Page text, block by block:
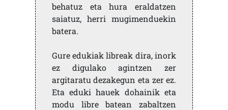
behatuz eta hura eraldatzen
saiatuz, herri mugimenduekin
batera.
Gure edukiak libreak dira, inork
ez digulako agintzen zer
argitaratu dezakegun eta zer ez.
Eta eduki hauek dohainik eta
modu libre batean zabaltzen